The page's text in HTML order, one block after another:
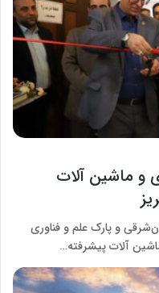
و ماشین آلات
و پارک علم و فناوری
آلات پیشرفته…